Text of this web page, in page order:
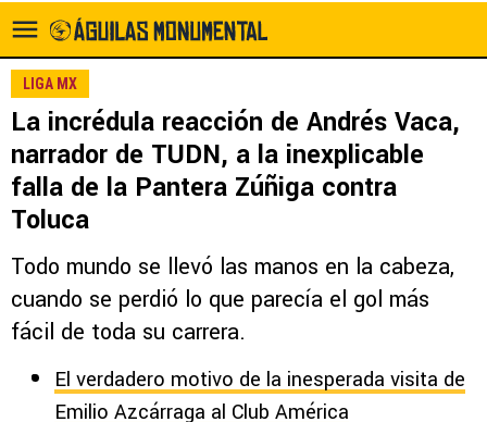
LIGA MX
La incrédula reacción de Andrés Vaca,
narrador de TUDN, a la inexplicable
falla de la Pantera Zúñiga contra
Toluca
Todo mundo se llevó las manos en la cabeza,
cuando se perdió lo que parecía el gol más
fácil de toda su carrera.
El verdadero motivo de la inesperada visita de
Emilio Azcárraga al Club América